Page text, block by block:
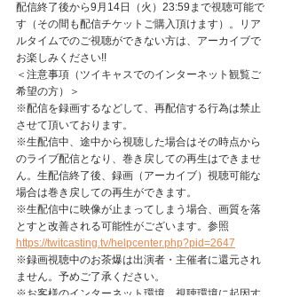
配信終了後から9月14日（火）23:59まで視聴可能で
す（その間も配信チケットご購入頂けます）。リア
ルタイムでのご視聴ができない方は、アーカイブで
お楽しみください!!
＜注意事項（ツイキャスでのインターネット観覧ご
希望の方）＞
※配信を録画するなどして、再配信する行為は禁止
させて頂いております。
※生配信中、途中から視聴した場合はその時点から
のライブ配信となり、巻き戻しての再生はできませ
ん。生配信終了後、録画（アーカイブ）視聴可能な
場合は巻き戻しての再生ができます。
※生配信中に映像が止まってしまう場合、画質を落
とすと改善される可能性がございます。参照
https://twitcasting.tv/helpcenter.php?pid=2647
※録画視聴中のお茶爆は出演者・主催者に還元され
ません。予めご了承ください。
※お客様のインターネット環境、視聴環境に起因す